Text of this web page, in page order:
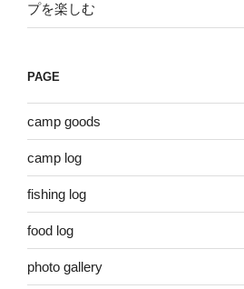
プを楽しむ
PAGE
camp goods
camp log
fishing log
food log
photo gallery